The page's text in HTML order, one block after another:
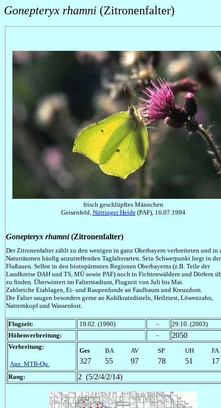
Gonepteryx rhamni (Zitronenfalter)
frisch geschlüpftes Männchen
Geisenfeld, Nöttinger Heide(PAF), 16.07.1994
Gonepteryx rhamni(Zitronenfalter)
Der Zitronenfalter zählt zu den wenigen in ganz Oberbayern verbreiteten und in
Naturräumen häufig anzutreffenden Tagfalterarten. Sein Schwerpunkt liegt in
Flußauen. Selbst in den biotopärmsten Regionen Oberbayerns (z.B. Teile der
Landkreise DAH und TS, MÜ sowie PAF) noch in Fichtenwäldern und Dörfern
zu finden. Überwintert im Falterstadium, Flugzeit von Juli bis Mai.
Zahlreiche Eiablagen, Ei- und Raupenfunde an Faulbaum und Kreuzdorn.
Die Falter saugen besonders gerne an Kohlkratzdisteln, Heilziest, Löwenzahn,
Natternkopf und Wasserdost.
Flugzeit: 19.02. (1990) -
29.10. (2003)
Höhenverbreitung:
- 2050
Verbreitung:
Anz. MTB-Qu.
Ges BA AV SP UH FA
327 55 97 78 51 17
Rang: 2 (5/2/4/2/14)